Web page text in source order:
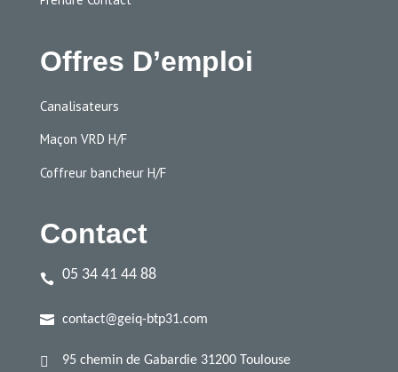
Offres D’emploi
Canalisateurs
Maçon VRD H/F
Coffreur bancheur H/F
Contact
 05 34 41 44 88
 contact@geiq-btp31.com
 95 chemin de Gabardie 31200 Toulouse